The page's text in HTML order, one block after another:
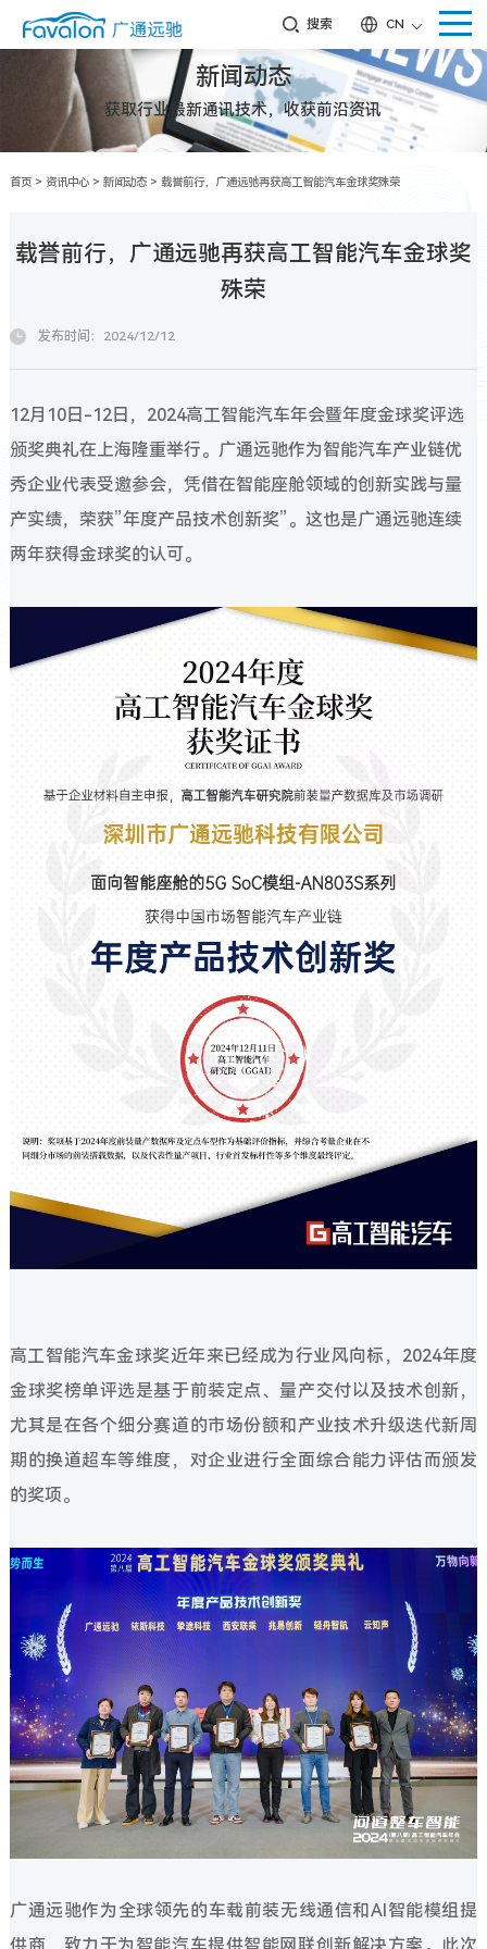
搜索 CN
新闻动态
获取行业最新通讯技术，收获前沿资讯
首页> 资讯中心> 新闻动态> 载誉前行，广通远驰再获高工智能汽车金球奖殊荣
载誉前行，广通远驰再获高工智能汽车金球奖
殊荣
发布时间：2024/12/12
12月10日-12日，2024高工智能汽车年会暨年度金球奖评选
颁奖典礼在上海隆重举行。广通远驰作为智能汽车产业链优
秀企业代表受邀参会，凭借在智能座舱领域的创新实践与量
产实绩，荣获”年度产品技术创新奖”。这也是广通远驰连续
两年获得金球奖的认可。
高工智能汽车金球奖近年来已经成为行业风向标，2024年度
金球奖榜单评选是基于前装定点、量产交付以及技术创新，
尤其是在各个细分赛道的市场份额和产业技术升级迭代新周
期的换道超车等维度，对企业进行全面综合能力评估而颁发
的奖项。
广通远驰作为全球领先的车载前装无线通信和AI智能模组提